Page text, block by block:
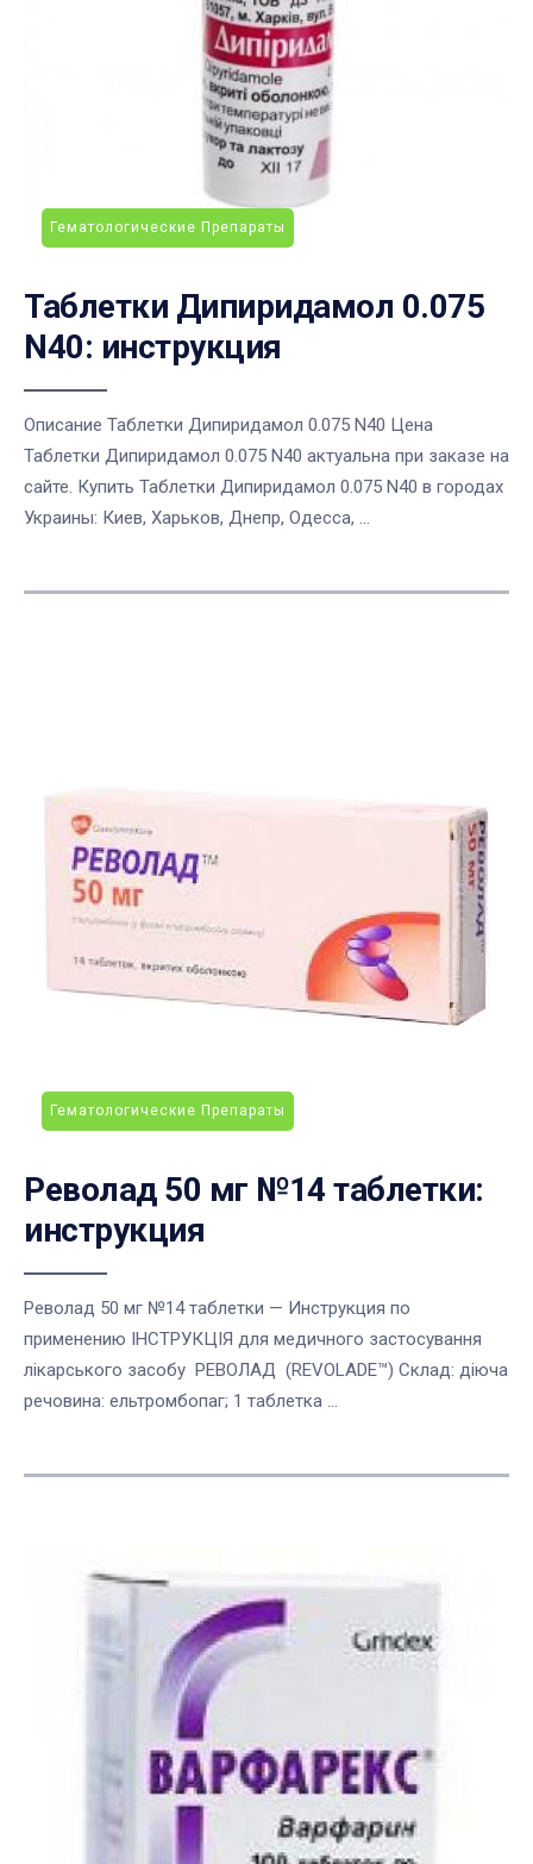
Гематологические Препараты
Таблетки Дипиридамол 0.075
N40: инструкция
Описание Таблетки Дипиридамол 0.075 N40 Цена
Таблетки Дипиридамол 0.075 N40 актуальна при заказе на
сайте. Купить Таблетки Дипиридамол 0.075 N40 в городах
Украины: Киев, Харьков, Днепр, Одесса, ...
Гематологические Препараты
Револад 50 мг №14 таблетки:
инструкция
Револад 50 мг №14 таблетки — Инструкция по
применению ІНСТРУКЦІЯ для медичного застосування
лікарського засобу РЕВОЛАД (REVOLADE™) Склад: діюча
речовина: ельтромбопаг; 1 таблетка ...